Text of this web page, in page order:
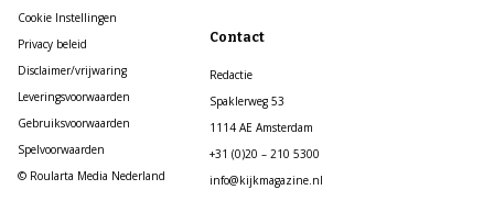
Cookie Instellingen
Privacy beleid
Disclaimer/vrijwaring
Leveringsvoorwaarden
Gebruiksvoorwaarden
Spelvoorwaarden
© Roularta Media Nederland
Contact
Redactie
Spaklerweg 53
1114 AE Amsterdam
+31 (0)20 – 210 5300
info@kijkmagazine.nl